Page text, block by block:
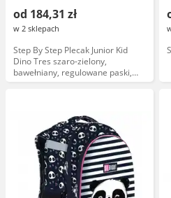
od 184,31 zł
w 2 sklepach
Step By Step Plecak Junior Kid
Dino Tres szaro-zielony,
bawełniany, regulowane paski,
usztywnione plecy, motyw